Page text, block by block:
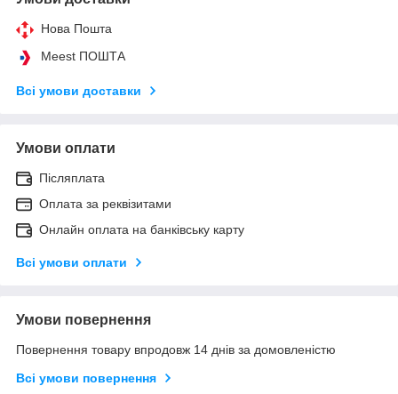
Нова Пошта
Meest ПОШТА
Всі умови доставки
Умови оплати
Післяплата
Оплата за реквізитами
Онлайн оплата на банківську карту
Всі умови оплати
Умови повернення
Повернення товару впродовж 14 днів за домовленістю
Всі умови повернення